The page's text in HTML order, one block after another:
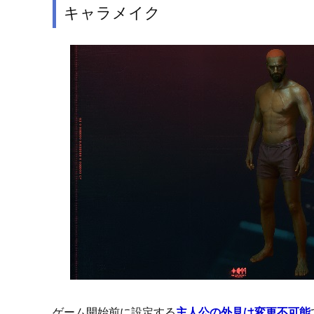
キャラメイク